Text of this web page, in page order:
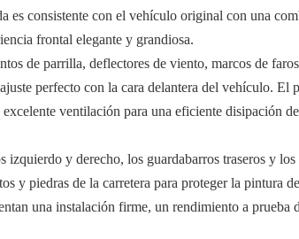
consistente con el vehículo original con una
frontal elegante y grandiosa.
de parrilla, deflectores de viento, marcos de
perfecto con la cara delantera del vehículo. El
ventilación para una eficiente disipación
izquierdo y derecho, los guardabarros traseros y
y piedras de la carretera para proteger la pintura
una instalación firme, un rendimiento a